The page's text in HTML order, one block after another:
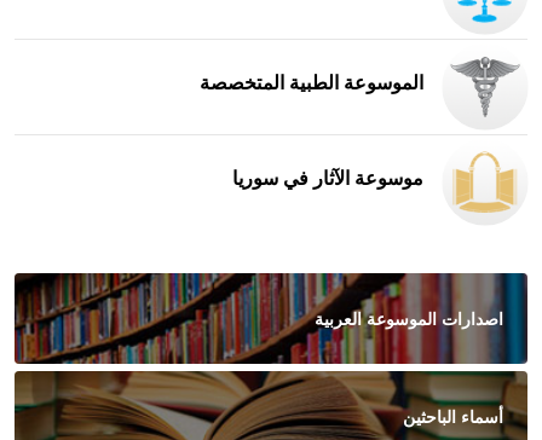
الموسوعة الطبية المتخصصة
موسوعة الآثار في سوريا
اصدارات الموسوعة العربية
أسماء الباحثين